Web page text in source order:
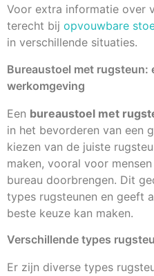
Voor extra informatie over
terecht bij opvouwbare
in verschillende situaties.
Bureaustoel met rugsteun:
werkomgeving
Een bureaustoel met
in het bevorderen van een
kiezen van de juiste
maken, vooral voor
bureau doorbrengen. Dit
types rugsteunen en geeft
beste keuze kan maken.
Verschillende types
Er zijn diverse types